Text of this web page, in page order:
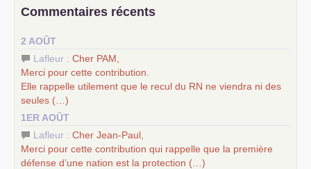
science sociale de notre temps
d’Europe
–lescinq chantiers pour contribuer au débat sur le projet
communiste
Commentaires récents
2 AOÛT
Lafleur : Cher PAM
Merci pour cette contribution.
Elle rappelle utilement que le recul du RN ne viendra ni des
seules (…)
1ER AOÛT
Lafleur : Cher Jean-Paul,
Merci pour cette contribution qui rappelle que la première
défense d’une nation est la protection (…)